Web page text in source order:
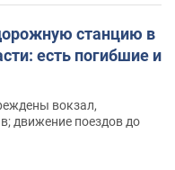
станцию в
есть погибшие и
вокзал,
движение поездов до